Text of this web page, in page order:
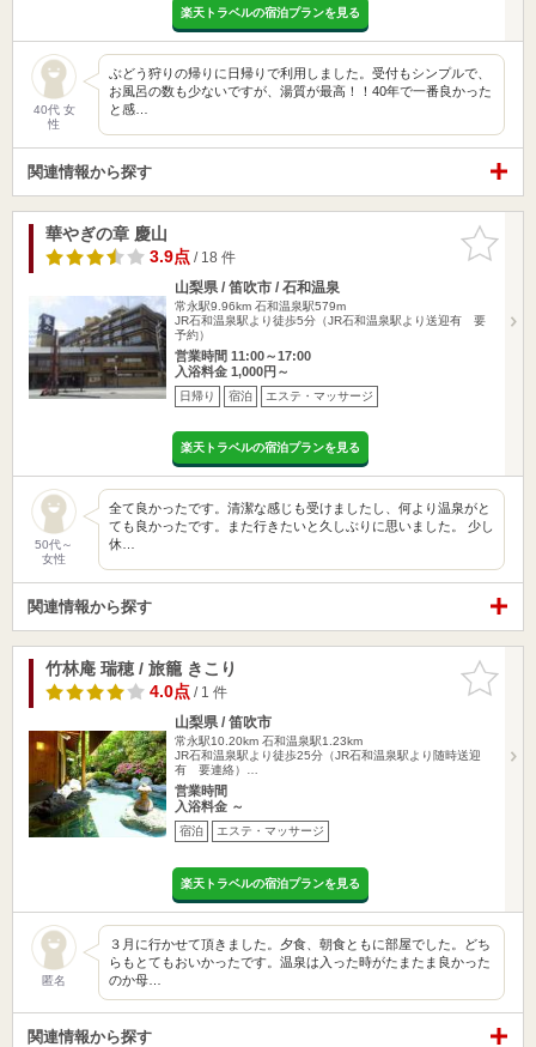
楽天トラベルの宿泊プランを見る
40代 女
性
ぶどう狩りの帰りに日帰りで利用しました。受付もシンプルで、
お風呂の数も少ないですが、湯質が最高！！40年で一番良かった
と感…
関連情報から探す
お気に入
りに追加
華やぎの章 慶山
3.9点/ 18 件
山梨県 / 笛吹市 / 石和温泉
常永駅9.96km 石和温泉駅579m
JR石和温泉駅より徒歩5分（JR石和温泉駅より送迎有 要
予約）
営業時間 11:00～17:00
入浴料金 1,000円～
日帰り 宿泊 エステ・マッサージ
楽天トラベルの宿泊プランを見る
50代～
女性
全て良かったです。清潔な感じも受けましたし、何より温泉がと
ても良かったです。また行きたいと久しぶりに思いました。 少し
休…
関連情報から探す
お気に入
りに追加
竹林庵 瑞穂 / 旅籠 きこり
4.0点/ 1 件
山梨県 / 笛吹市
常永駅10.20km 石和温泉駅1.23km
JR石和温泉駅より徒歩25分（JR石和温泉駅より随時送迎
有 要連絡）…
営業時間
入浴料金 ～
宿泊 エステ・マッサージ
楽天トラベルの宿泊プランを見る
匿名
３月に行かせて頂きました。夕食、朝食ともに部屋でした。どち
らもとてもおいかったです。温泉は入った時がたまたま良かった
のか母…
関連情報から探す